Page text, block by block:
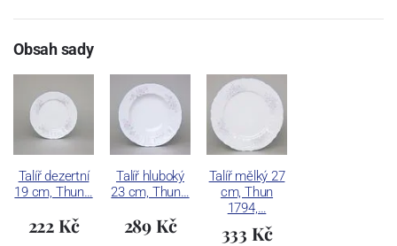
Obsah sady
Talíř dezertní
19 cm, Thun…
222 Kč
Talíř hluboký
23 cm, Thun…
289 Kč
Talíř mělký 27
cm, Thun
1794,…
333 Kč